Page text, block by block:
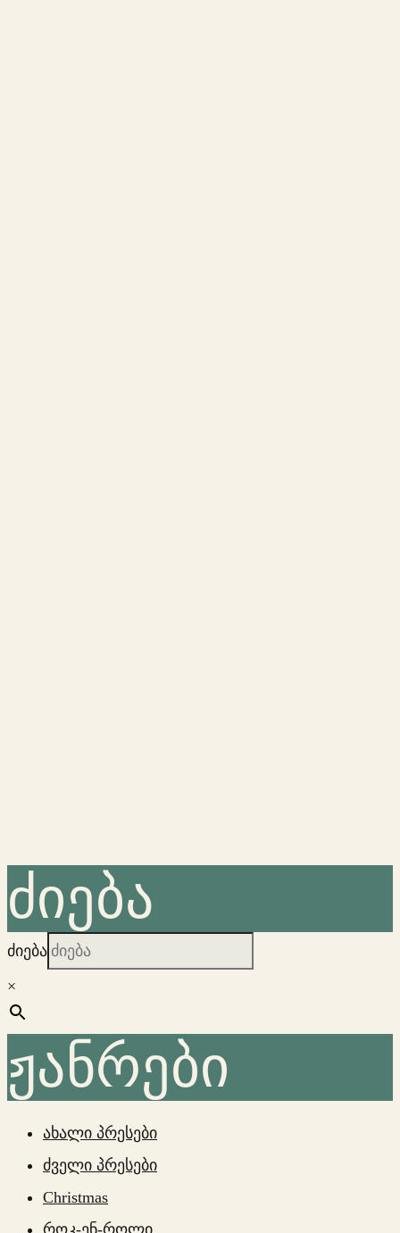
ძიება
ძიება
×
ჟანრები
ახალი პრესები
ძველი პრესები
Christmas
როკ-ენ-როლი